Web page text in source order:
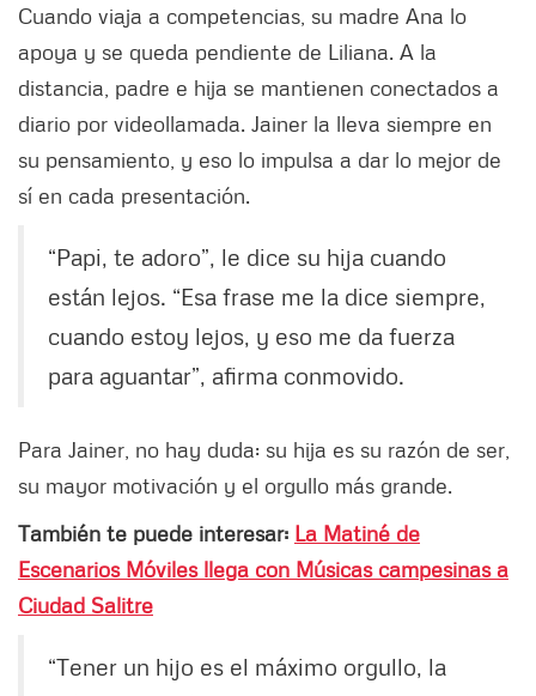
Cuando viaja a competencias, su madre Ana lo
apoya y se queda pendiente de Liliana. A la
distancia, padre e hija se mantienen conectados a
diario por videollamada. Jainer la lleva siempre en
su pensamiento, y eso lo impulsa a dar lo mejor de
sí en cada presentación.
“Papi, te adoro”, le dice su hija cuando
están lejos. “Esa frase me la dice siempre,
cuando estoy lejos, y eso me da fuerza
para aguantar”, afirma conmovido.
Para Jainer, no hay duda: su hija es su razón de ser,
su mayor motivación y el orgullo más grande.
También te puede interesar: La Matiné de
Escenarios Móviles llega con Músicas campesinas a
Ciudad Salitre
“Tener un hijo es el máximo orgullo, la